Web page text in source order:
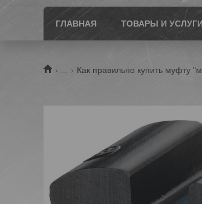
ГЛАВНАЯ ТОВАРЫ И УСЛУГИ
Как правильно купить муфту